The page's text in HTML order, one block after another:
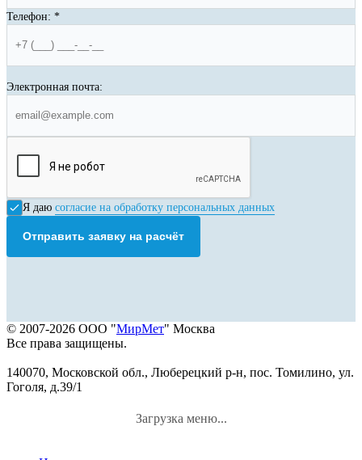
Телефон: *
Электронная почта:
Я даю согласие на обработку персональных данных
Отправить заявку на расчёт
© 2007-2026 ООО "МирМет" Москва
Все права защищены.
140070, Московской обл., Люберецкий р-н, пос. Томилино, ул.
Гоголя, д.39/1
Загрузка меню...